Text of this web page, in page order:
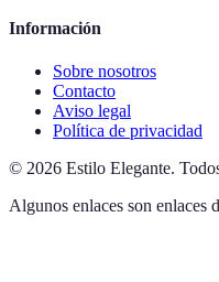
Información
Sobre nosotros
Contacto
Aviso legal
Política de privacidad
© 2026 Estilo Elegante.
Algunos enlaces son enlaces